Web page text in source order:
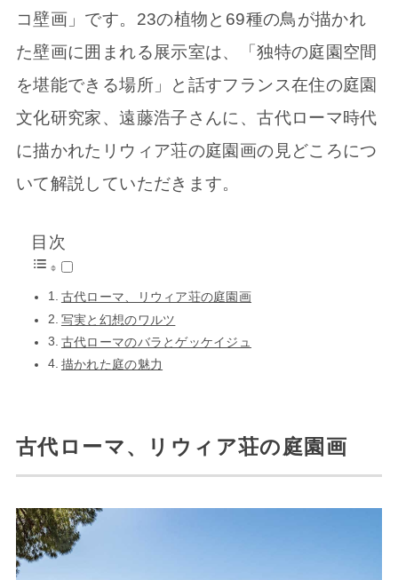
コ壁画」です。23の植物と69種の鳥が描かれ
た壁画に囲まれる展示室は、「独特の庭園空間
を堪能できる場所」と話すフランス在住の庭園
文化研究家、遠藤浩子さんに、古代ローマ時代
に描かれたリウィア荘の庭園画の見どころにつ
いて解説していただきます。
目次
古代ローマ、リウィア荘の庭園画
写実と幻想のワルツ
古代ローマのバラとゲッケイジュ
描かれた庭の魅力
古代ローマ、リウィア荘の庭園画